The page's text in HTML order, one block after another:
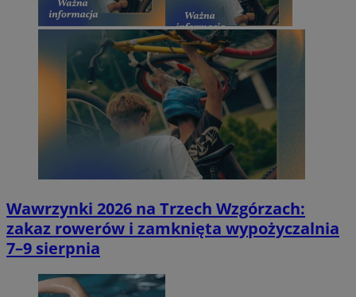
Wawrzynki 2026 na Trzech Wzgórzach:
zakaz rowerów i zamknięta wypożyczalnia
7–9 sierpnia